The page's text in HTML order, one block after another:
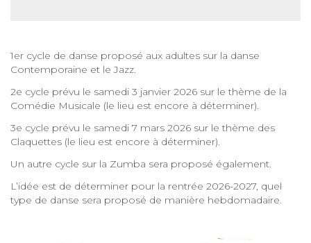
1er cycle de danse proposé aux adultes sur la danse
Contemporaine et le Jazz.
2e cycle prévu le samedi 3 janvier 2026 sur le thème de la
Comédie Musicale (le lieu est encore à déterminer).
3e cycle prévu le samedi 7 mars 2026 sur le thème des
Claquettes (le lieu est encore à déterminer).
Un autre cycle sur la Zumba sera proposé également.
L’idée est de déterminer pour la rentrée 2026-2027, quel
type de danse sera proposé de manière hebdomadaire.